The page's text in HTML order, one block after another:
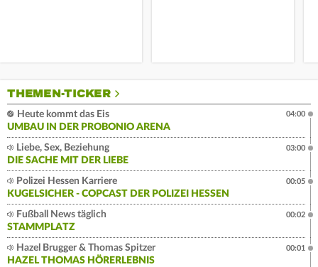
THEMEN-TICKER
Heute kommt das Eis
UMBAU IN DER PROBONIO ARENA
04:00
Liebe, Sex, Beziehung
DIE SACHE MIT DER LIEBE
03:00
Polizei Hessen Karriere
KUGELSICHER - COPCAST DER POLIZEI HESSEN
00:05
Fußball News täglich
STAMMPLATZ
00:02
Hazel Brugger & Thomas Spitzer
HAZEL THOMAS HÖRERLEBNIS
00:01